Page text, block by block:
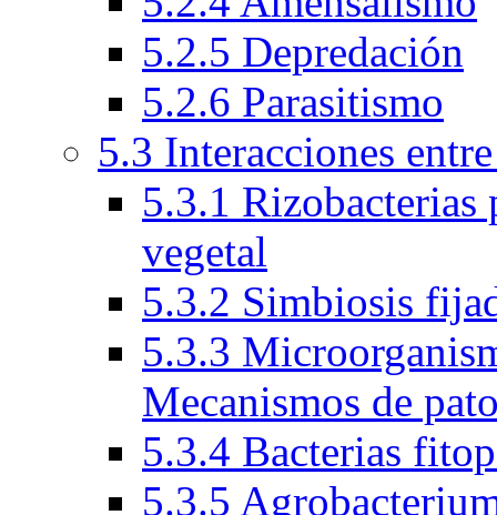
5.2.5 Depredación
5.2.6 Parasitismo
5.3 Interacciones
5.3.1
vegetal
5.3.2 Simbiosis
5.3.3
Mecanismos de
5.3.4 Bacterias
5.3.5